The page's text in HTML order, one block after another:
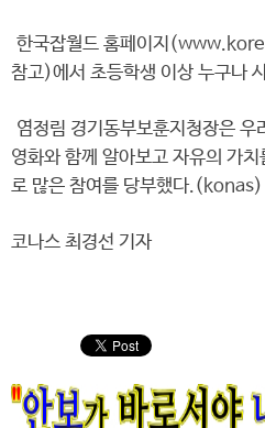
한국잡월드 홈페이지
참고)에서 초등학생 이상 누구나
염정림 경기동부보훈지청장은 우
영화와 함께 알아보고 자유의 가
로 많은 참여를 당부했다.(konas)
코나스 최경선 기자